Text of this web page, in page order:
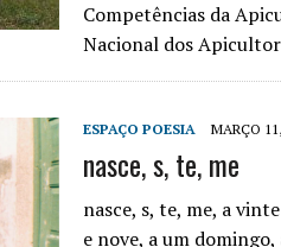
Competências da
Nacional dos
ESPAÇO POESIA MARÇO
nasce, s, te, me
nasce, s, te, me, a
e nove, a um